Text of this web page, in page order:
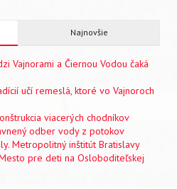
Najnovšie
Vajnorami a Čiernou Vodou čaká
učí remeslá, ktoré vo Vajnoroch
viacerých chodníkov
odber vody z potokov
Metropolitný inštitút Bratislavy
pre deti na Osloboditeľskej